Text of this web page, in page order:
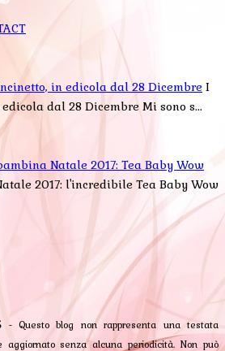
in edicola dal 28 Dicembre I
dal 28 Dicembre Mi sono s...
Natale 2017: Tea Baby Wow
2017: l'incredibile Tea Baby Wow
- Questo blog non rappresenta una testata
senza alcuna periodicità. Non può